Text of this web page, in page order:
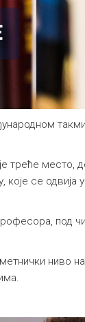
треће место,
се одвија
под
ниво